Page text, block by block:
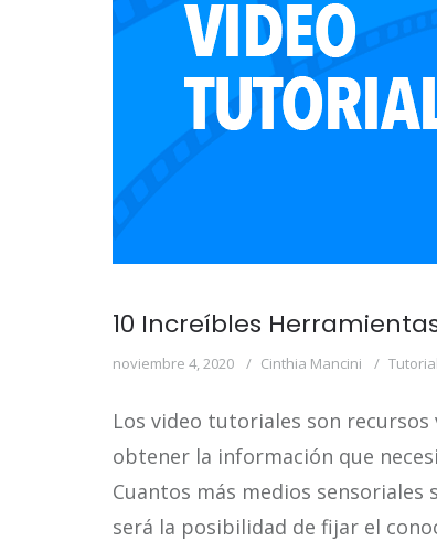
10 Increíbles
noviembre 4, 2020 Cinthia Mancini
Los video tutoriales son
obtener la información que
Cuantos más medios
será la posibilidad de fijar el